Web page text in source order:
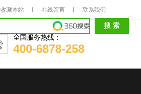
收藏本站 在线留言 联系我们
全国服务热线：
400-6878-258